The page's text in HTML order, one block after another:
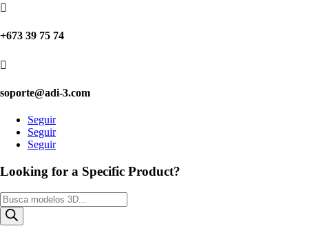

+673 39 75 74

soporte@adi-3.com
Seguir
Seguir
Seguir
Looking for a Specific Product?
Búsqueda
de
productos